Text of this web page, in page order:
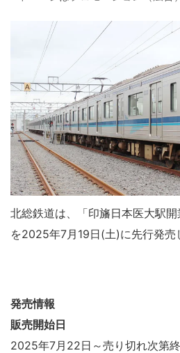
北総鉄道は、「印旛日本医大駅開
を2025年7月19日(土)に先行発売
発売情報
販売開始日
2025年7月22日～売り切れ次第